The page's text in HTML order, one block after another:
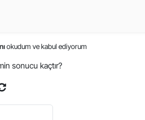
okudum ve kabul ediyorum
sonucu kaçtır?